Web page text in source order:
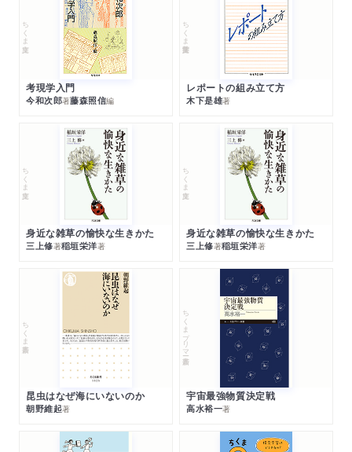
ちくま文庫
考現学入門
今和次郎著藤森照信編
ちくま学芸文庫
レポートの組み立て方
木下是雄著
ちくま文庫
身近な雑草の愉快な生きかた
三上修著稲垣栄洋著
ちくま文庫
身近な雑草の愉快な生きかた
三上修著稲垣栄洋著
ちくま新書
昆虫はなぜ海にいないのか
朝野維起著
ちくまプリマー新書
宇宙最強物質決定戦
高水裕一著